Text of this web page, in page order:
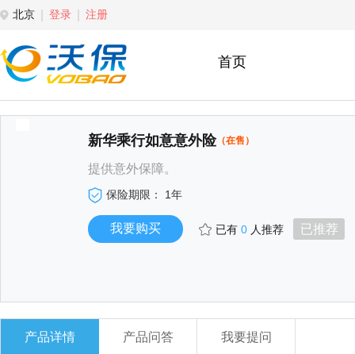
北京 登录 注册
首页
新华乘行如意意外险（在售）
提供意外保障。
保险期限： 1年
已有 0 人推荐
产品详情 产品问答 我要提问